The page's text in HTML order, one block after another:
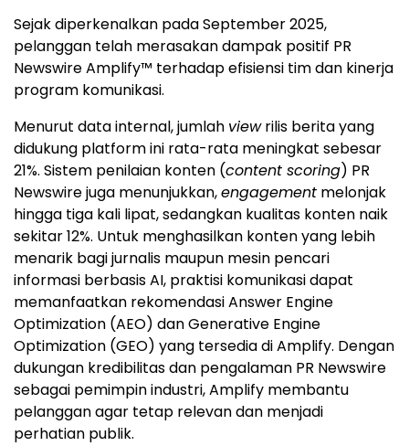
Sejak diperkenalkan pada September 2025,
pelanggan telah merasakan dampak positif PR
Newswire Amplify™ terhadap efisiensi tim dan kinerja
program komunikasi.
Menurut data internal, jumlah viewrilis berita yang
didukung platform ini rata-rata meningkat sebesar
21%. Sistem penilaian konten (content scoring) PR
Newswire juga menunjukkan,engagement melonjak
hingga tiga kali lipat, sedangkan kualitas konten naik
sekitar 12%. Untuk menghasilkan konten yang lebih
menarik bagi jurnalis maupun mesin pencari
informasi berbasis AI, praktisi komunikasi dapat
memanfaatkan rekomendasi Answer Engine
Optimization (AEO) dan Generative Engine
Optimization (GEO) yang tersedia di Amplify. Dengan
dukungan kredibilitas dan pengalaman PR Newswire
sebagai pemimpin industri, Amplify membantu
pelanggan agar tetap relevan dan menjadi
perhatian publik.